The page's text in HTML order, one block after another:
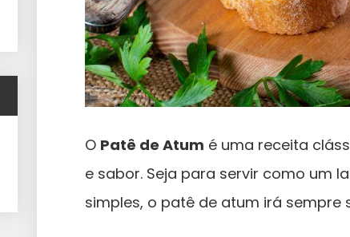
O Patê de Atum é uma receita
e sabor. Seja para servir como um
simples, o patê de atum irá sempre